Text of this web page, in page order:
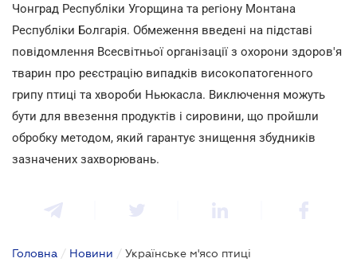
Чонград Республіки Угорщина та регіону Монтана
Республіки Болгарія. Обмеження введені на підставі
повідомлення Всесвітньої організації з охорони здоров'я
тварин про реєстрацію випадків високопатогенного
грипу птиці та хвороби Ньюкасла. Виключення можуть
бути для ввезення продуктів і сировини, що пройшли
обробку методом, який гарантує знищення збудників
зазначених захворювань.
Головна / Новини / Українське м'ясо птиці